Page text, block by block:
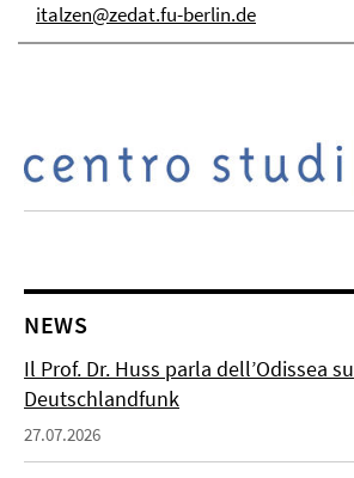
italzen@zedat.fu-berlin.de
NEWS
Il Prof. Dr. Huss parla dell’Odissea su
Deutschlandfunk
27.07.2026